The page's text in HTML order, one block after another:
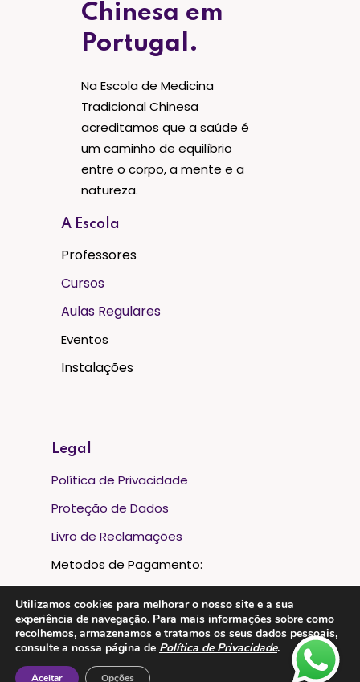
Chinesa em
Portugal.
Na Escola de Medicina
Tradicional Chinesa
acreditamos que a saúde é
um caminho de equilíbrio
entre o corpo, a mente e a
natureza.
A Escola
Professores
Cursos
Aulas Regulares
Eventos
Instalações
Legal
Política de Privacidade
Proteção de Dados
Livro de Reclamações
Metodos de Pagamento:
Utilizamos cookies para melhorar o nosso site e a sua
experiência de navegação. Para mais informações sobre como
recolhemos, armazenamos e tratamos os seus dados pessoais,
consulte a nossa página de Política de Privacidade.
Aceitar Opções